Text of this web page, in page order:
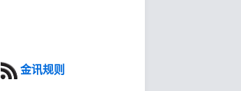
金讯规则